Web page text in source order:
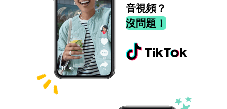
音視頻？
沒問題！